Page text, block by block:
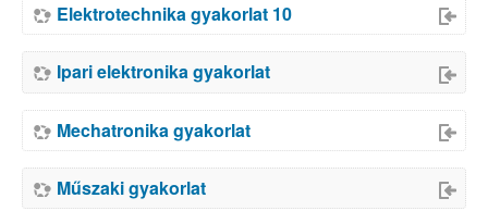
Elektrotechnika gyakorlat 10
Ipari elektronika gyakorlat
Mechatronika gyakorlat
Műszaki gyakorlat